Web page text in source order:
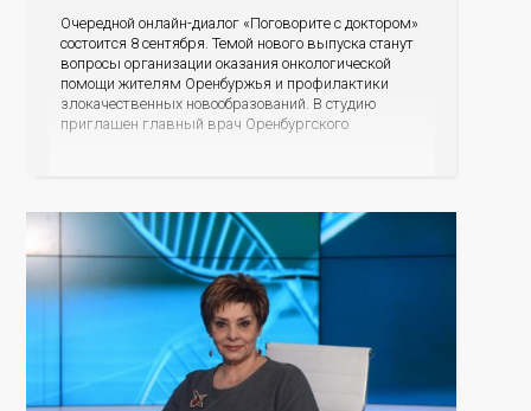
Очередной онлайн-диалог «Поговорите с доктором»
состоится 8 сентября. Темой нового выпуска станут
вопросы организации оказания онкологической
помощи жителям Оренбуржья и профилактики
злокачественных новообразований. В студию
приглашен главный врач Оренбургского
время диспансеризации определять опухоли
различных локализаций на ранних стадиях,